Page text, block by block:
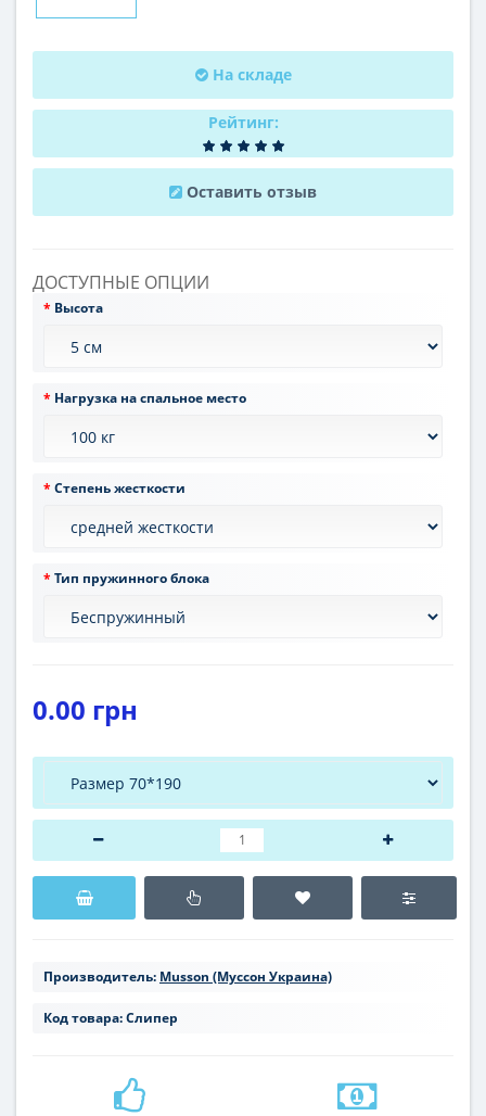
На складе
Рейтинг:
Оставить отзыв
ДОСТУПНЫЕ ОПЦИИ
Высота
Нагрузка на спальное место
Степень жесткости
Тип пружинного блока
0.00 грн
Производитель: Musson (Муссон Украина)
Код товара:Слипер